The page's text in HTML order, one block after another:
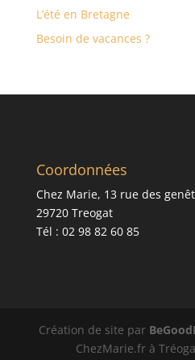
L’été en Bretagne
Besoin de vacances ?
Coordonnées
Chez Marie, 13 rue des
29720 Treogat
Tél : 02 98 82 60 85
Création de site par
ChezMarie.fr à